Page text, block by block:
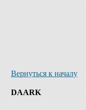
Вернуться к началу
DAARK